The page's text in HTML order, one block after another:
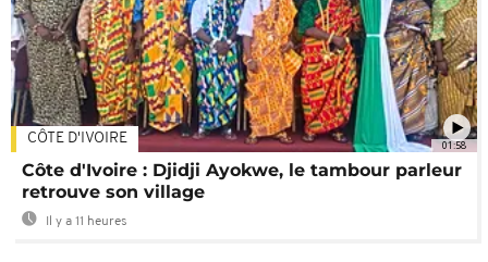
01:58
CÔTE D'IVOIRE
Côte d'Ivoire : Djidji Ayokwe, le tambour parleur
retrouve son village
Il y a 11 heures